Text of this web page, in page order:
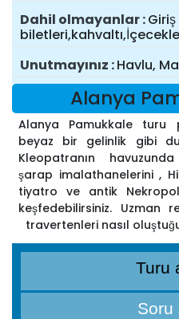
Dahil olmayanlar Giriş
Unutmayınız Havlu,
Alanya
Alanya Pamukkale turu
beyaz bir gelinlik gibi
Kleopatranın
şarap imalathanelerini ,
tiyatro ve antik Nekropol
keşfedebilirsiniz. Uzman
travertenleri nasıl
Turu
Soru